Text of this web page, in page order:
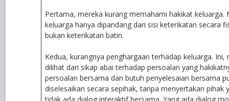
Pertama, mereka kurang memahami hakikat keluarga.
keluarga hanya dipandang dari sisi keterikatan secara
bukan keterikatan batin.
Kedua, kurangnya penghargaan terhadap keluarga. Ini,
dilihat dari sikap abai terhadap persoalan yang
persoalan bersama dan butuh penyelesaian bersama
diselesaikan secara sepihak, tanpa menyertakan pihak